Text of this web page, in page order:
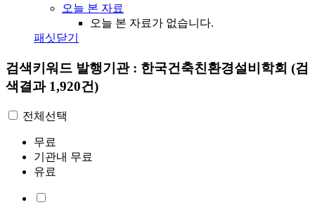
오늘 본 자료
오늘 본 자료가 없습니다.
패싯닫기
검색키워드 발행기관 : 한국건축친환경설비학회 (검
색결과 1,920건)
전체선택
무료
기관내 무료
유료